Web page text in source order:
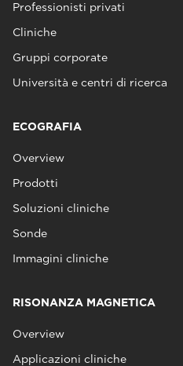
Professionisti privati
Cliniche
Gruppi corporate
Università e centri di ricerca
ECOGRAFIA
Overview
Prodotti
Soluzioni cliniche
Sonde
Immagini cliniche
RISONANZA MAGNETICA
Overview
Applicazioni cliniche